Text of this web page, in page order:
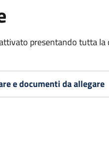
presentando tutta
e documenti da allegare